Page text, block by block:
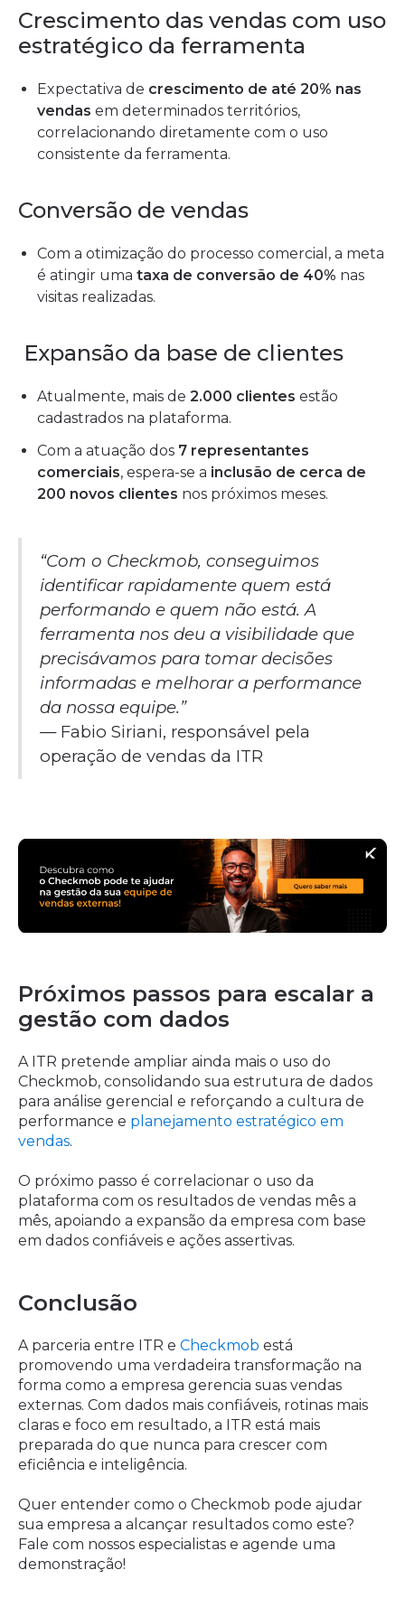
Crescimento das vendas com uso
estratégico da ferramenta
Expectativa de crescimento de até 20% nas
vendas em determinados territórios,
correlacionando diretamente com o uso
consistente da ferramenta.
Conversão de vendas
Com a otimização do processo comercial, a meta
é atingir uma taxa de conversão de 40% nas
visitas realizadas.
Expansão da base de clientes
Atualmente, mais de 2.000 clientes estão
cadastrados na plataforma.
Com a atuação dos 7 representantes
comerciais, espera-se a inclusão de cerca de
200 novos clientes nos próximos meses.
“Com o Checkmob, conseguimos
identificar rapidamente quem está
performando e quem não está. A
ferramenta nos deu a visibilidade que
precisávamos para tomar decisões
informadas e melhorar a performance
da nossa equipe.”
— Fabio Siriani, responsável pela
operação de vendas da ITR
Próximos passos para escalar a
gestão com dados
A ITR pretende ampliar ainda mais o uso do
Checkmob, consolidando sua estrutura de dados
para análise gerencial e reforçando a cultura de
performance e planejamento estratégico em
vendas.
O próximo passo é correlacionar o uso da
plataforma com os resultados de vendas mês a
mês, apoiando a expansão da empresa com base
em dados confiáveis e ações assertivas.
Conclusão
A parceria entre ITR e Checkmob está
promovendo uma verdadeira transformação na
forma como a empresa gerencia suas vendas
externas. Com dados mais confiáveis, rotinas mais
claras e foco em resultado, a ITR está mais
preparada do que nunca para crescer com
eficiência e inteligência.
Quer entender como o Checkmob pode ajudar
sua empresa a alcançar resultados como este?
Fale com nossos especialistas e agende uma
demonstração!